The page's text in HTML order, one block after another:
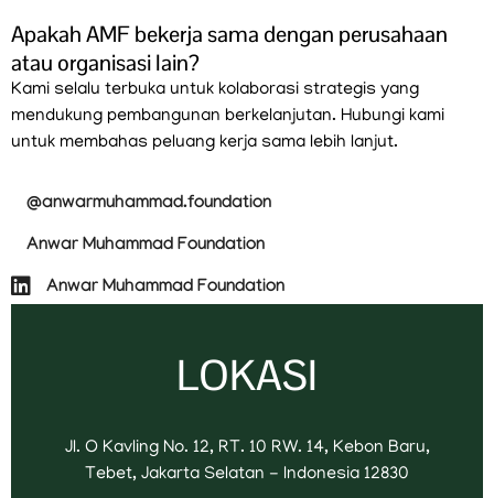
Apakah AMF bekerja sama dengan perusahaan
atau organisasi lain?
Kami selalu terbuka untuk kolaborasi strategis yang
mendukung pembangunan berkelanjutan. Hubungi kami
untuk membahas peluang kerja sama lebih lanjut.
@anwarmuhammad.foundation
Anwar Muhammad Foundation
Anwar Muhammad Foundation
LOKASI
Jl. O Kavling No. 12, RT. 10 RW. 14, Kebon Baru,
Tebet, Jakarta Selatan - Indonesia 12830